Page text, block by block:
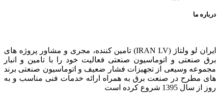
درباره ما
ایران لو ولتاژ (IRAN LV) تامین کننده، مجری و مشاور پروژه های
برق صنعتی و اتوماسیون صنعتی فعالیت خود را با تامین و انبار
مجموعه وسیعی از تجهیزات فشار ضعیف و اتوماسیون صنعتی برند
های مطرح در صنعت برق به همراه ارائه خدمات فنی مناسب و به
روز از سال 1395 شروع کرده است